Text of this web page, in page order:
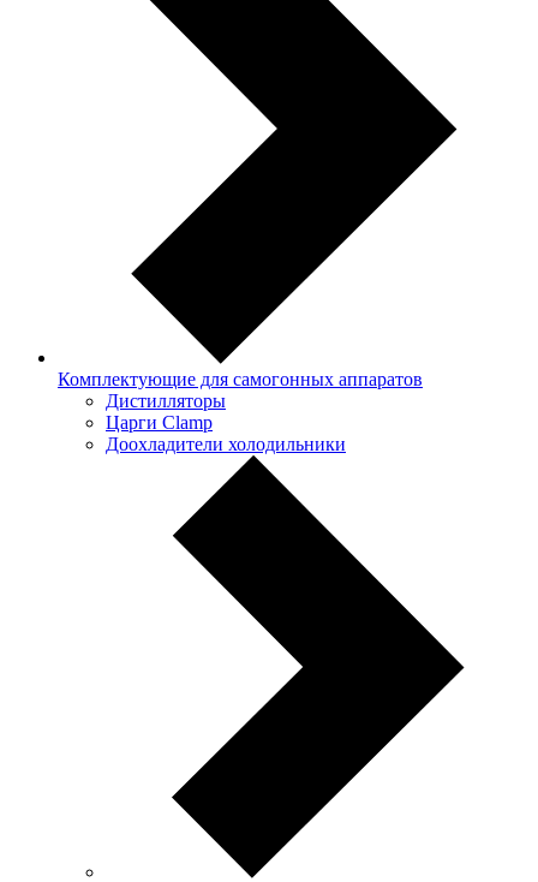
Комплектующие для самогонных аппаратов
Дистилляторы
Царги Clamp
Доохладители холодильники